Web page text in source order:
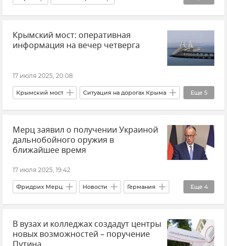
Промышленность в Крыму Крым
Видео
Крымский мост: оперативная
информация на вечер четверга
17 июля 2025, 20:08
Еще 5
Крымский мост Ситуация на дорогах Крыма
Крым Керчь Тамань
Краснодарский край
Очереди на Крымском мосту
Мерц заявил о получении Украиной
дальнобойного оружия в
ближайшее время
17 июля 2025, 19:42
Еще 4
Фридрих Мерц Новости Германия
Великобритания Оружие Украина
Поставки западного оружия Украине
В вузах и колледжах создадут центры
новых возможностей – поручение